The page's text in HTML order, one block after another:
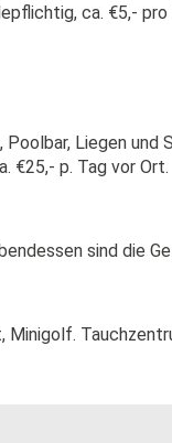
ca. €5,- pro
Liegen und
€25,- p. Tag vor Ort.
sind die
Minigolf.